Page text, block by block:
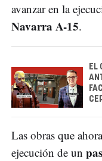
avanzar en la
Navarra A-15.
EL
Las obras que
ejecución de un